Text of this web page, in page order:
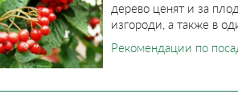
дерево ценят и за
изгороди, а также в
Рекомендации по